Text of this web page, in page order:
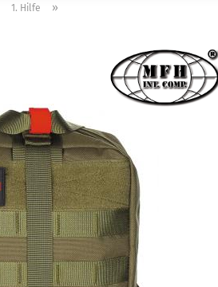
1. Hilfe »